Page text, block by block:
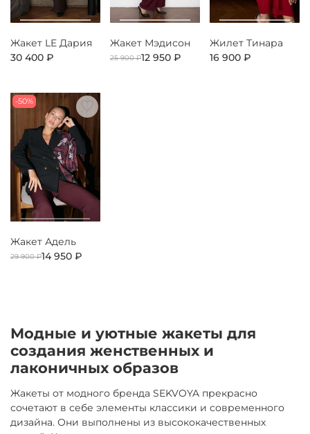
Жакет LE Дария
30 400 ₽
Жакет Мэдисон
25 900 ₽12 950 ₽
Жилет Тинара
16 900 ₽
-50%
Жакет Адель
29 900 ₽14 950 ₽
Модные и уютные жакеты для
создания женственных и
лаконичных образов
Жакеты от модного бренда SEKVOYA прекрасно
сочетают в себе элементы классики и современного
дизайна. Они выполнены из высококачественных